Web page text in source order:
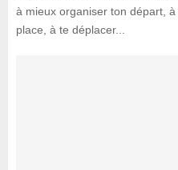
à mieux organiser ton départ,
place, à te déplacer...